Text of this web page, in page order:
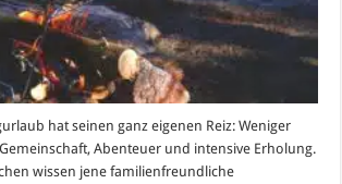
hat seinen ganz eigenen Reiz: Weniger
Abenteuer und intensive Erholung.
wissen jene familienfreundliche